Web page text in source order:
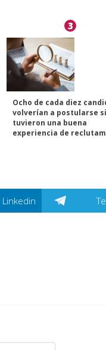
3
Ocho de cada diez
volverían a postularse si
tuvieron una buena
experiencia de
Linkedin